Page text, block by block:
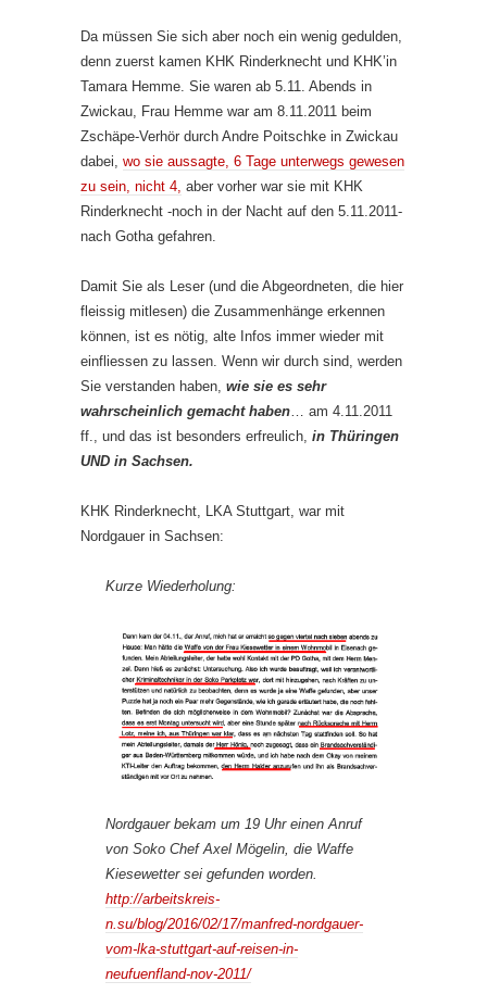
Da müssen Sie sich aber noch ein wenig gedulden,
denn zuerst kamen KHK Rinderknecht und KHK’in
Tamara Hemme. Sie waren ab 5.11. Abends in
Zwickau, Frau Hemme war am 8.11.2011 beim
Zschäpe-Verhör durch Andre Poitschke in Zwickau
dabei, wo sie aussagte, 6 Tage unterwegs gewesen
zu sein, nicht 4, aber vorher war sie mit KHK
Rinderknecht -noch in der Nacht auf den 5.11.2011-
nach Gotha gefahren.
Damit Sie als Leser (und die Abgeordneten, die hier
fleissig mitlesen) die Zusammenhänge erkennen
können, ist es nötig, alte Infos immer wieder mit
einfliessen zu lassen. Wenn wir durch sind, werden
Sie verstanden haben, wie sie es sehr
wahrscheinlich gemacht haben… am 4.11.2011
ff., und das ist besonders erfreulich, in Thüringen
UND in Sachsen.
KHK Rinderknecht, LKA Stuttgart, war mit
Nordgauer in Sachsen:
Kurze Wiederholung:
Nordgauer bekam um 19 Uhr einen Anruf
von Soko Chef Axel Mögelin, die Waffe
Kiesewetter sei gefunden worden.
http://arbeitskreis-
n.su/blog/2016/02/17/manfred-nordgauer-
vom-lka-stuttgart-auf-reisen-in-
neufuenfland-nov-2011/